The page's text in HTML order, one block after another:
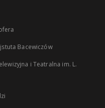
Bacewiczów
i Teatralna im. L.